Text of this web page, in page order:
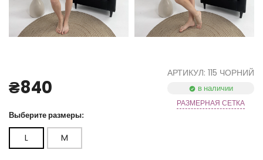
₴840
АРТИКУЛ: 115 ЧОРНИЙ
в наличии
РАЗМЕРНАЯ СЕТКА
Выберите размеры:
L M